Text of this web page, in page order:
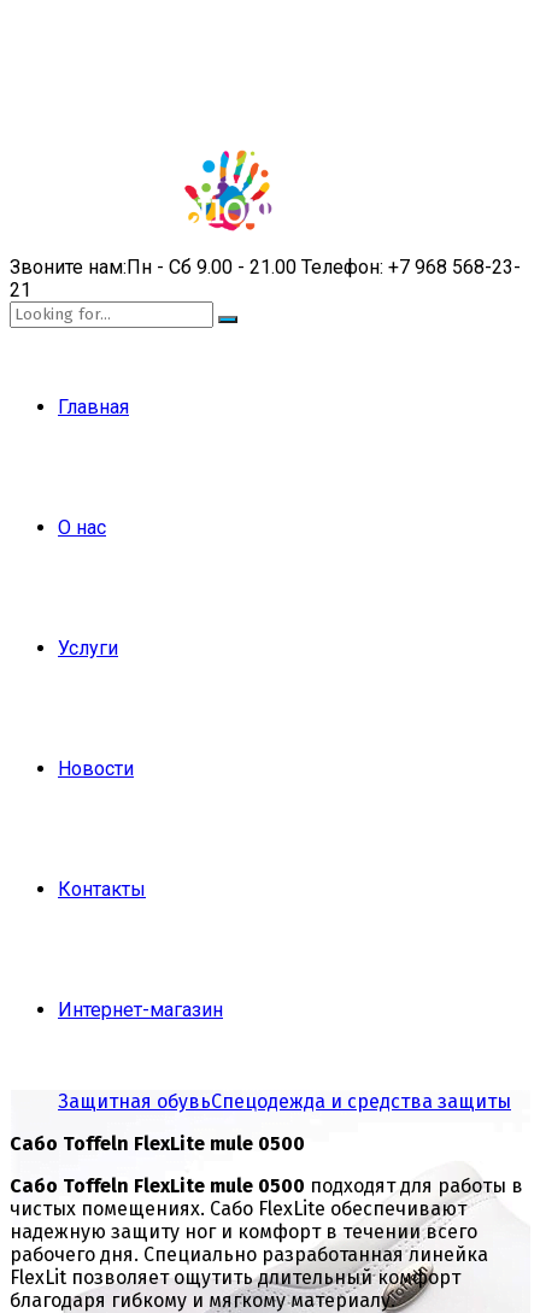
Звоните нам:Пн - Сб 9.00 - 21.00 Телефон: +7 968 568-23-
21
Главная
О нас
Услуги
Новости
Контакты
Интернет-магазин
Защитная обувьСпецодежда и средства защиты
Сабо Toffeln FlexLite mule 0500
Сабо Toffeln FlexLite mule 0500 подходят для работы в
чистых помещениях. Сабо FlexLite обеспечивают
надежную защиту ног и комфорт в течении всего
рабочего дня. Специально разработанная линейка
FlexLit позволяет ощутить длительный комфорт
благодаря гибкому и мягкому материалу.